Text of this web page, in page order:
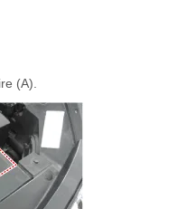
(A).